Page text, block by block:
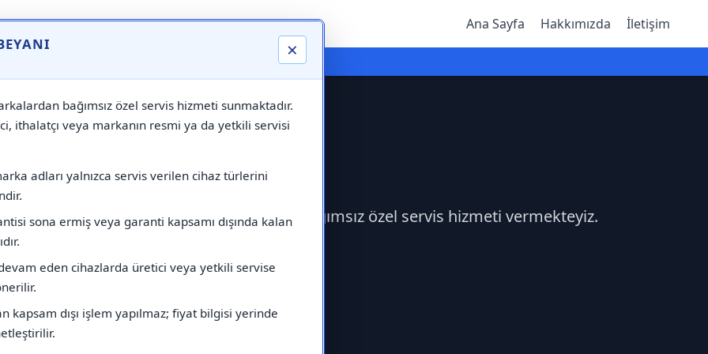
×
bağımsız özel servis hizmeti sunmaktadır.
ithalatçı veya markanın resmi ya da yetkili servisi
adları yalnızca servis verilen cihaz türlerini
sona ermiş veya garanti kapsamı dışında kalan
eden cihazlarda üretici veya yetkili servise
kapsam dışı işlem yapılmaz; fiyat bilgisi yerinde
Ana Sayfa Hakkımızda İletişim
⚠️ Markadan Bağımsız "Özel Servis" Hizmeti
Smeg Servisi çağırabilirsiniz.Markadan bağımsız özel servis hizmeti vermekteyiz.